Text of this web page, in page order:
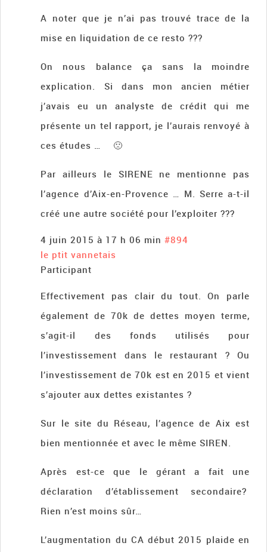
A noter que je n’ai pas trouvé trace de la
mise en liquidation de ce resto ???
On nous balance ça sans la moindre
explication. Si dans mon ancien métier
j’avais eu un analyste de crédit qui me
présente un tel rapport, je l’aurais renvoyé à
ces études … 🙁
Par ailleurs le SIRENE ne mentionne pas
l’agence d’Aix-en-Provence … M. Serre a-t-il
créé une autre société pour l’exploiter ???
4 juin 2015 à 17 h 06 min #894
le ptit vannetais
Participant
Effectivement pas clair du tout. On parle
également de 70k de dettes moyen terme,
s’agit-il des fonds utilisés pour
l’investissement dans le restaurant ? Ou
l’investissement de 70k est en 2015 et vient
s’ajouter aux dettes existantes ?
Sur le site du Réseau, l’agence de Aix est
bien mentionnée et avec le même SIREN.
Après est-ce que le gérant a fait une
déclaration d’établissement secondaire?
Rien n’est moins sûr…
L’augmentation du CA début 2015 plaide en